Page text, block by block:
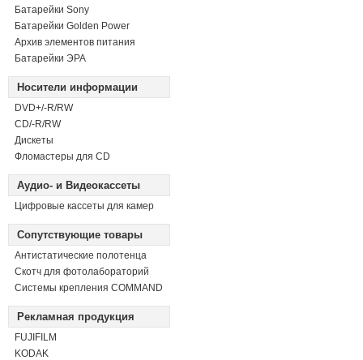
Батарейки Sony
Батарейки Golden Power
Архив элементов питания
Батарейки ЭРА
Носители информации
DVD+/-R/RW
СD/-R/RW
Дискеты
Фломастеры для CD
Аудио- и Видеокассеты
Цифровые кассеты для камер
Сопутствующие товары
Антистатические полотенца
Скотч для фотолабораторий
Системы крепления COMMAND
Рекламная продукция
FUJIFILM
KODAK